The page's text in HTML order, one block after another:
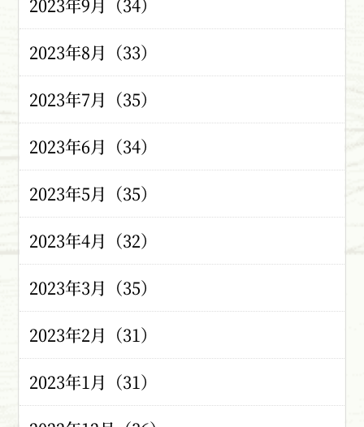
2023年9月（34）
2023年8月（33）
2023年7月（35）
2023年6月（34）
2023年5月（35）
2023年4月（32）
2023年3月（35）
2023年2月（31）
2023年1月（31）